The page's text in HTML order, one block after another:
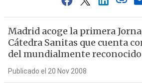
Madrid acoge la primera
Cátedra Sanitas que cuenta
del mundialmente reconocido
Publicado el 20 Nov 2008